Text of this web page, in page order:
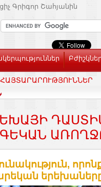
Գրիգոր Շահյանին
ՀԱՅՏԱՐԱՐՈՒԹՅՈՒՆՆԵՐ